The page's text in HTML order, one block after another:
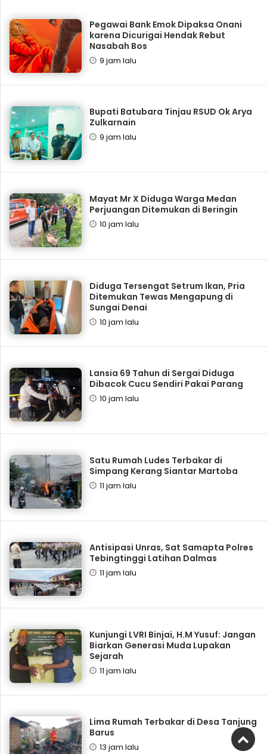
Pegawai Bank Emok Dipaksa Onani
karena Dicurigai Hendak Rebut
Nasabah Bos
9 jam lalu
Bupati Batubara Tinjau RSUD Ok Arya
Zulkarnain
9 jam lalu
Mayat Mr X Diduga Warga Medan
Perjuangan Ditemukan di Beringin
10 jam lalu
Diduga Tersengat Setrum Ikan, Pria
Ditemukan Tewas Mengapung di
Sungai Denai
10 jam lalu
Lansia 69 Tahun di Sergai Diduga
Dibacok Cucu Sendiri Pakai Parang
10 jam lalu
Satu Rumah Ludes Terbakar di
Simpang Kerang Siantar Martoba
11 jam lalu
Antisipasi Unras, Sat Samapta Polres
Tebingtinggi Latihan Dalmas
11 jam lalu
Kunjungi LVRI Binjai, H.M Yusuf: Jangan
Biarkan Generasi Muda Lupakan
Sejarah
11 jam lalu
Lima Rumah Terbakar di Desa Tanjung
Barus
13 jam lalu